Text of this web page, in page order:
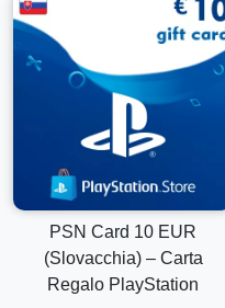
pratica per gli utenti che
digitali per PlayStation e
sufficiente per ordini più
stagionali nel negozio.
Domande
Questa carta può
Sì, i fondi del portafoglio
acquisti idonei, inclusi
PSN Card 10 EUR
(Slovacchia) – Carta
Regalo PlayStation